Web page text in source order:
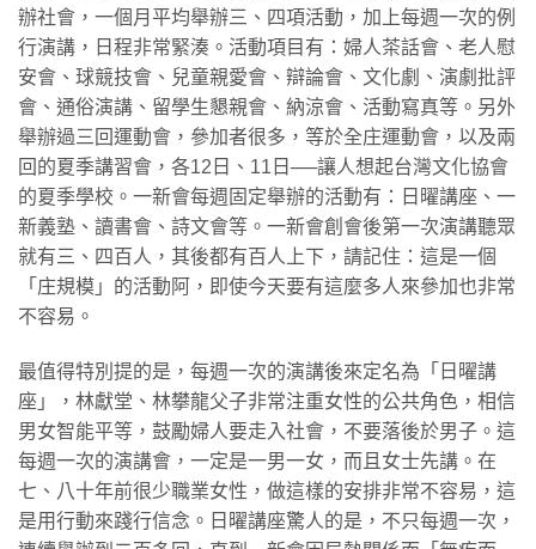
辦社會，一個月平均舉辦三、四項活動，加上每週一次的例
行演講，日程非常緊湊。活動項目有：婦人茶話會、老人慰
安會、球競技會、兒童親愛會、辯論會、文化劇、演劇批評
會、通俗演講、留學生懇親會、納涼會、活動寫真等。另外
舉辦過三回運動會，參加者很多，等於全庄運動會，以及兩
回的夏季講習會，各12日、11日──讓人想起台灣文化協會
的夏季學校。一新會每週固定舉辦的活動有：日曜講座、一
新義塾、讀書會、詩文會等。一新會創會後第一次演講聽眾
就有三、四百人，其後都有百人上下，請記住：這是一個
「庄規模」的活動阿，即使今天要有這麼多人來參加也非常
不容易。
​最值得特別提的是，每週一次的演講後來定名為「日曜講
座」，林獻堂、林攀龍父子非常注重女性的公共角色，相信
男女智能平等，鼓勵婦人要走入社會，不要落後於男子。這
每週一次的演講會，一定是一男一女，而且女士先講。在
七、八十年前很少職業女性，做這樣的安排非常不容易，這
是用行動來踐行信念。日曜講座驚人的是，不只每週一次，